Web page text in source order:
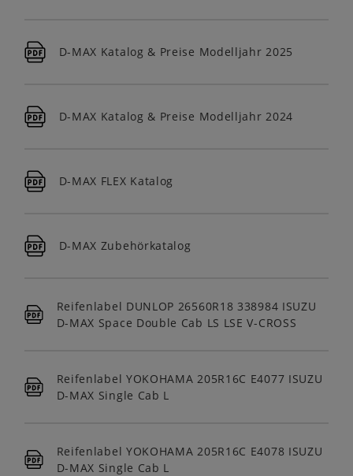
D-MAX Katalog & Preise Modelljahr 2025
D-MAX Katalog & Preise Modelljahr 2024
D-MAX FLEX Katalog
D-MAX Zubehörkatalog
Reifenlabel DUNLOP 26560R18 338984 ISUZU
D-MAX Space Double Cab LS LSE V-CROSS
Reifenlabel YOKOHAMA 205R16C E4077 ISUZU
D-MAX Single Cab L
Reifenlabel YOKOHAMA 205R16C E4078 ISUZU
D-MAX Single Cab L